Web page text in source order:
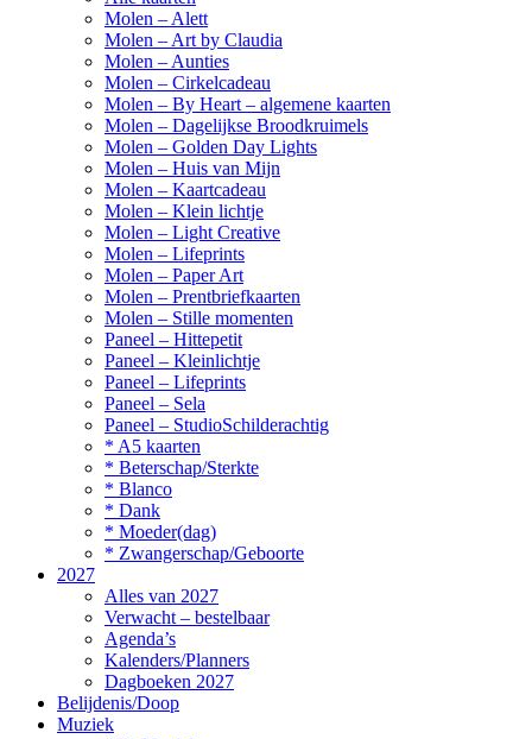
Molen – Alett
Molen – Art by Claudia
Molen – Aunties
Molen – Cirkelcadeau
Molen – By Heart – algemene kaarten
Molen – Dagelijkse Broodkruimels
Molen – Golden Day Lights
Molen – Huis van Mijn
Molen – Kaartcadeau
Molen – Klein lichtje
Molen – Light Creative
Molen – Lifeprints
Molen – Paper Art
Molen – Prentbriefkaarten
Molen – Stille momenten
Paneel – Hittepetit
Paneel – Kleinlichtje
Paneel – Lifeprints
Paneel – Sela
Paneel – StudioSchilderachtig
* A5 kaarten
* Beterschap/Sterkte
* Blanco
* Dank
* Moeder(dag)
* Zwangerschap/Geboorte
2027
Alles van 2027
Verwacht – bestelbaar
Agenda’s
Kalenders/Planners
Dagboeken 2027
Belijdenis/Doop
Muziek